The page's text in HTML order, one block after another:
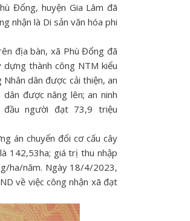
Đổng, huyện Gia Lâm đã
nhận là Di sản văn hóa phi
địa bàn, xã Phù Đổng đã
dựng thành công NTM kiểu
dân được cải thiện, an
được nâng lên; an ninh
người đạt 73,9 triệu
án chuyển đổi cơ cấu cây
142,53ha; giá trị thu nhập
ha/năm. Ngày 18/4/2023,
về việc công nhận xã đạt